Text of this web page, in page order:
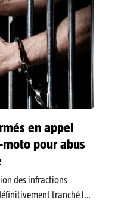
en appel
pour abus
des infractions
tranché le
de taxi-moto